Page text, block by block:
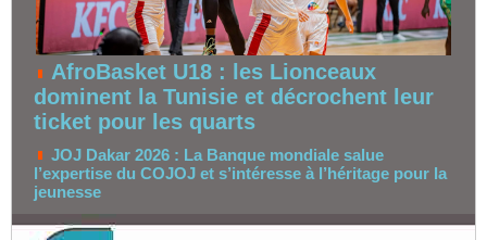
AfroBasket U18 : les Lionceaux
dominent la Tunisie et décrochent leur
ticket pour les quarts
JOJ Dakar 2026 : La Banque mondiale salue
l’expertise du COJOJ et s’intéresse à l’héritage pour la
jeunesse